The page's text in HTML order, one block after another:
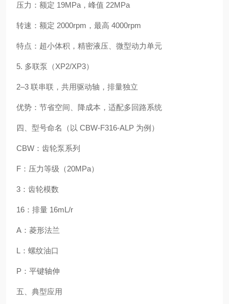
压力：额定 19MPa，峰值 22MPa
转速：额定 2000rpm，最高 4000rpm
特点：超小体积，精密液压、微型动力单元
5. 多联泵（XP2/XP3）
2–3 联串联，共用驱动轴，排量独立
优势：节省空间、降成本，适配多回路系统
四、型号命名（以 CBW-F316-ALP 为例）
CBW：齿轮泵系列
F：压力等级（20MPa）
3：齿轮模数
16：排量 16mL/r
A：菱形法兰
L：螺纹油口
P：平键轴伸
五、典型应用